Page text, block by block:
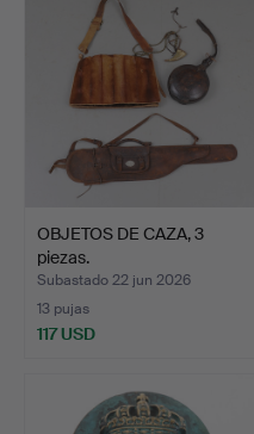
OBJETOS DE CAZA, 3
piezas.
Subastado 22 jun 2026
13 pujas
117 USD